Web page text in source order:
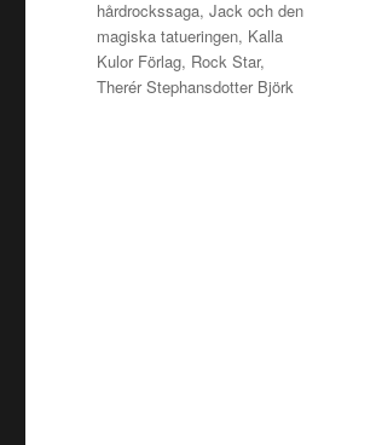
hårdrockssaga,Jack och den
magiska tatueringen, Kalla
Kulor Förlag, Rock Star,
Therér Stephansdotter Björk